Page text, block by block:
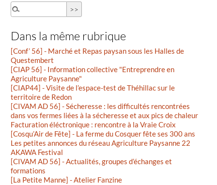
Dans la même rubrique
[Conf’ 56] - Marché et Repas paysan sous les Halles de
Questembert
[CIAP 56] - Information collective "Entreprendre en
Agriculture Paysanne"
[CIAP44] - Visite de l’espace-test de Théhillac sur le
territoire de Redon
[CIVAM AD 56] - Sécheresse : les difficultés rencontrées
dans vos fermes liées à la sécheresse et aux pics de chaleur
Facturation éléctronique : rencontre à la Vraie Croix
[Cosqu’Air de Fête] - La ferme du Cosquer fête ses 300 ans
Les petites annonces du réseau Agriculture Paysanne 22
AKAWA Festival
[CIVAM AD 56] - Actualités, groupes d’échanges et
formations
[La Petite Manne] - Atelier Fanzine